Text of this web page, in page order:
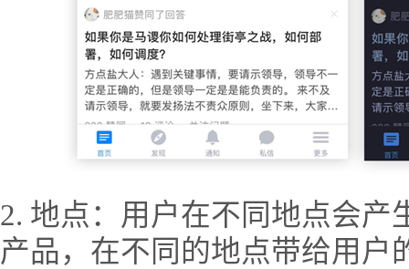
2. 地点：用户在不同地点会
产品，在不同的地点带给用户